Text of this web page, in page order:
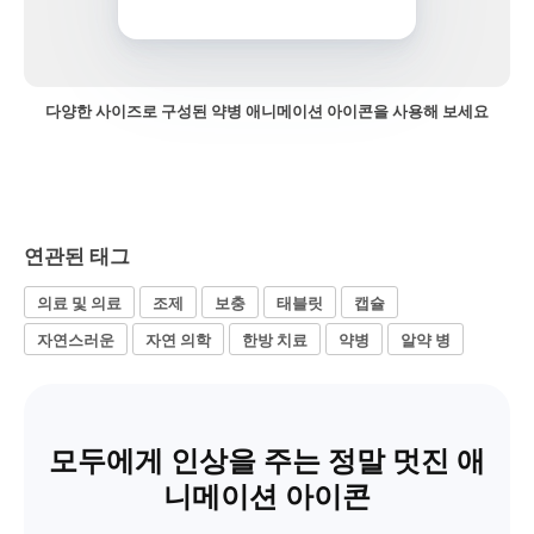
다양한 사이즈로 구성된 약병 애니메이션 아이콘을 사용해 보세요
연관된 태그
의료 및 의료 조제 보충 태블릿
캡슐
자연스러운
자연 의학 한방 치료 약병 알약 병
모두에게 인상을 주는 정말 멋진 애
니메이션 아이콘